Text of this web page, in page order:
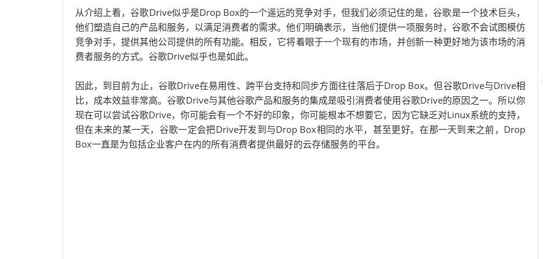
从介绍上看，谷歌Drive似乎是Drop Box的一个遥远的竞争对手，但我们必须记住的是，谷歌是一个技术巨头，
他们塑造自己的产品和服务，以满足消费者的需求。他们明确表示，当他们提供一项服务时，谷歌不会试图模仿
竞争对手，提供其他公司提供的所有功能。相反，它将着眼于一个现有的市场，并创新一种更好地为该市场的消
费者服务的方式。谷歌Drive似乎也是如此。
因此，到目前为止，谷歌Drive在易用性、跨平台支持和同步方面往往落后于Drop Box。但谷歌Drive与Drive相
比，成本效益非常高。谷歌Drive与其他谷歌产品和服务的集成是吸引消费者使用谷歌Drive的原因之一。所以你
现在可以尝试谷歌Drive，你可能会有一个不好的印象，你可能根本不想要它，因为它缺乏对Linux系统的支持，
但在未来的某一天，谷歌一定会把Drive开发到与Drop Box相同的水平，甚至更好。在那一天到来之前，Drop
Box一直是为包括企业客户在内的所有消费者提供最好的云存储服务的平台。